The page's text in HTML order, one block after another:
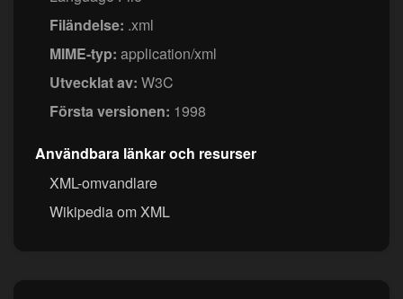
Filändelse: .xml
MIME-typ: application/xml
Utvecklat av: W3C
Första versionen: 1998
Användbara länkar och resurser
XML-omvandlare
Wikipedia om XML